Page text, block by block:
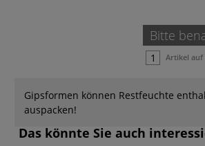
Bitte
Artikel auf
Gipsformen können Restfeuchte
auspacken!
Das könnte Sie auch